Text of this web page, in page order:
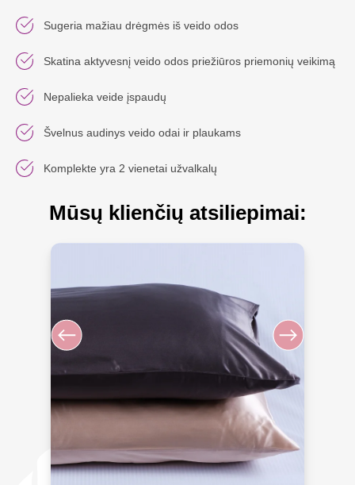
Sugeria mažiau drėgmės iš veido odos
Skatina aktyvesnį veido odos priežiūros priemonių veikimą
Nepalieka veide įspaudų
Švelnus audinys veido odai ir plaukams
Komplekte yra 2 vienetai užvalkalų
Mūsų klienčių atsiliepimai: